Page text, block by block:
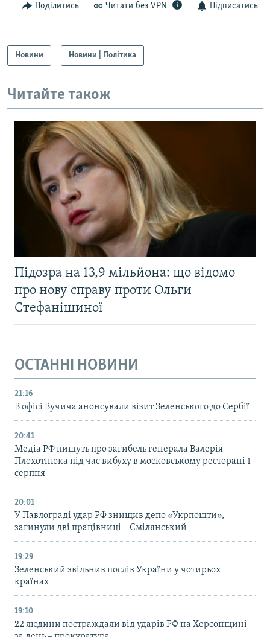
Поділитись Читати без VPN Підписатись
Новини Новини | Політика
Читайте також
Підозра на 13,9 мільйона: що відомо
про нову справу проти Ольги
Стефанішиної
ОСТАННІ НОВИНИ
21:16
В офісі Вучича анонсували візит Зеленського до Сербії
20:41
Медіа РФ пишуть про загибель генерала Валерія
Плохотнюка під час вибуху в московському ресторані 1
серпня
20:01
У Павлограді удар РФ знищив депо «Укрпошти»,
загинули дві працівниці – Смілянський
19:29
Зеленський звільнив послів України у чотирьох
країнах
19:10
22 людини постраждали від ударів РФ на Херсонщині